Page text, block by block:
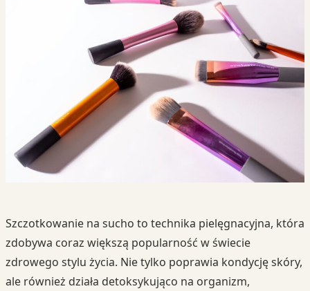
Szczotkowanie na sucho to technika pielęgnacyjna, która
zdobywa coraz większą popularność w świecie
zdrowego stylu życia. Nie tylko poprawia kondycję skóry,
ale również działa detoksykująco na organizm,